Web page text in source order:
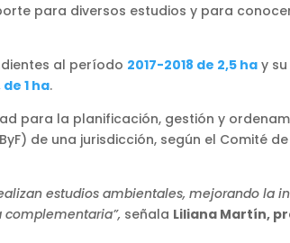
para diversos estudios y para
al período 2017-2018 de 2,5 ha y su
1 ha.
para la planificación, gestión y
de una jurisdicción, según el Comité
estudios ambientales, mejorando la
complementaria”, señala Liliana Martín,